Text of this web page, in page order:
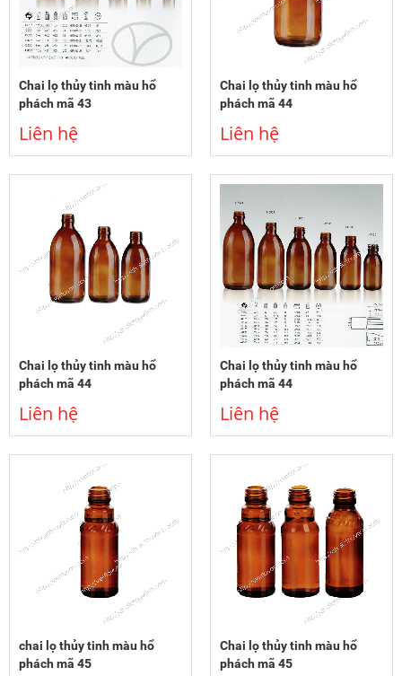
Chai lọ thủy tinh màu hổ
phách mã 43
Liên hệ
Chai lọ thủy tinh màu hổ
phách mã 44
Liên hệ
Chai lọ thủy tinh màu hổ
phách mã 44
Liên hệ
Chai lọ thủy tinh màu hổ
phách mã 44
Liên hệ
chai lọ thủy tinh màu hổ
phách mã 45
Chai lọ thủy tinh màu hổ
phách mã 45